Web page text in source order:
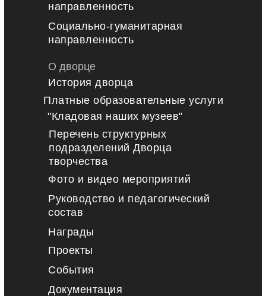
О дворце
Платные образовательные услуги
Проекты
События
Документация
Социально-гуманитарная
направленность
"Кладовая наших музеев"
История дворца
Перечень структурных
подразделений Дворца
творчества
направленность
Руководство и педагогический
состав
Фото и видео мероприятий
Награды